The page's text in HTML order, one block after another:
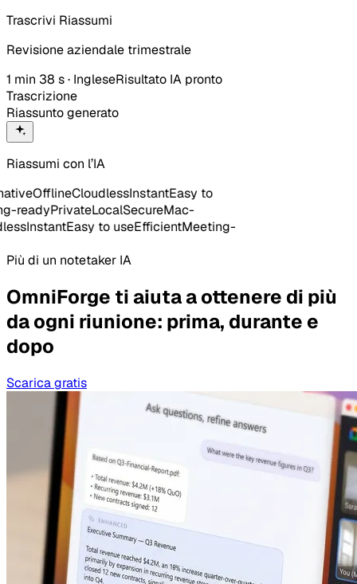
Trascrivi Riassumi
Revisione aziendale trimestrale
1 min 38 s · IngleseRisultato IA pronto
Trascrizione
Riassunto generato
Riassumi con l’IA
OfflineCloudlessInstantEasy to
PrivateLocalSecureMac-
InstantEasy to useEfficientMeeting-
Più di un notetaker IA
OmniForge ti aiuta a ottenere di più
da ogni riunione: prima, durante e
dopo
Scarica gratis